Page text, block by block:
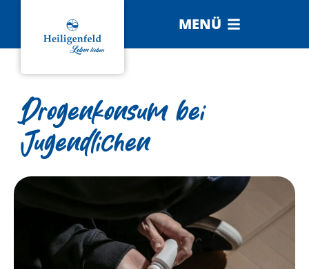
MENÜ
Drogenkonsum bei
Jugendlichen